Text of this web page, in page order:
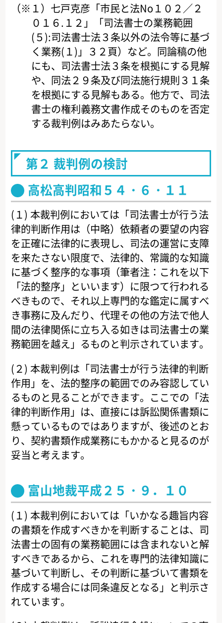
（※１）七戸克彦「市民と法No１０２／２
０１６.１２」「司法書士の業務範囲
(５):司法書士法３条以外の法令等に基づ
く業務(１)」３２頁）など。同論稿の他
にも、司法書士法３条を根拠にする見解
や、同法２９条及び同法施行規則３１条
を根拠にする見解もある。他方で、司法
書士の権利義務文書作成そのものを否定
する裁判例はみあたらない。
第２ 裁判例の検討
高松高判昭和５４・６・１１
(１) 本裁判例においては「司法書士が行う法
律的判断作用は（中略）依頼者の要望の内容
を正確に法律的に表現し、司法の運営に支障
を来たさない限度で、法律的、常識的な知識
に基づく整序的な事項（筆者注：これを以下
「法的整序」といいます）に限つて行われる
べきもので、それ以上専門的な鑑定に属すべ
き事務に及んだり、代理その他の方法で他人
間の法律関係に立ち入る如きは司法書士の業
務範囲を越え」るものと判示されています。
(２) 本裁判例は「司法書士が行う法律的判断
作用」を、法的整序の範囲でのみ容認してい
るものと見ることができます。ここでの「法
律的判断作用」は、直接には訴訟関係書類に
懸っているものではありますが、後述のとお
り、契約書類作成業務にもかかると見るのが
妥当と考えます。
富山地裁平成２５・９．１０
(１) 本裁判例においては「いかなる趣旨内容
の書類を作成すべきかを判断することは、司
法書士の固有の業務範囲には含まれないと解
すべきであるから、これを専門的法律知識に
基づいて判断し、その判断に基づいて書類を
作成する場合には同条違反となる」と判示さ
れています。